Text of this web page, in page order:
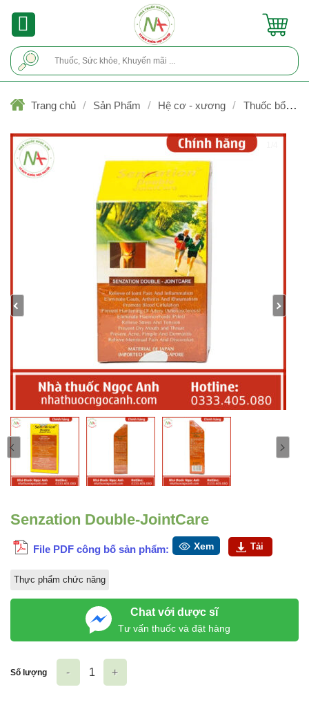
Trang chủ / Sản Phẩm / Hệ cơ - xương /
Thuốc bổ
Senzation Double-JointCare
File PDF công bố sản phẩm: Xem Tải
Thực phẩm chức năng
Chat với dược sĩ
Tư vấn thuốc và đặt hàng
Số lượng